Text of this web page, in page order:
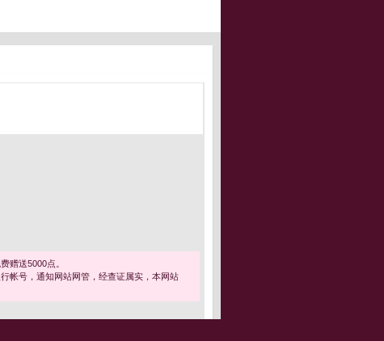
赠送5000点。
帐号，通知网站网管，经查证属实，本网站